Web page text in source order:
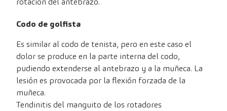
Codo de golfista
Es similar al codo de tenista, pero en este caso el
dolor se produce en la parte interna del codo,
pudiendo extenderse al antebrazo y a la muñeca. La
lesión es provocada por la flexión forzada de la
muñeca.
Tendinitis del manguito de los rotadores